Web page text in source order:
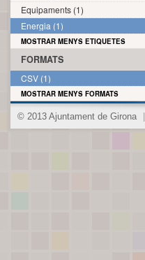
Equipaments (1)
Energia (1)
MOSTRAR MENYS ETIQUETES
FORMATS
CSV (1)
MOSTRAR MENYS FORMATS
© 2013 Ajuntament de Girona